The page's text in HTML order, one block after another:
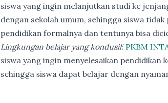
siswa yang ingin melanjutkan studi ke
dengan sekolah umum, sehingga siswa
pendidikan formalnya dan tentunya bisa
Lingkungan belajar yang kondusif: PKBM
siswa yang ingin menyelesaikan pendidikan
sehingga siswa dapat belajar dengan